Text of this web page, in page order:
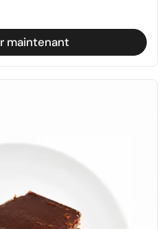
maintenant